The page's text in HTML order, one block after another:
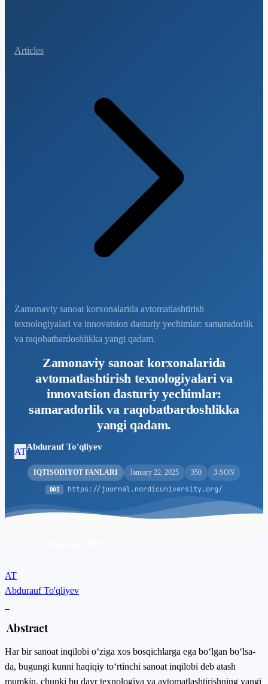
Articles
Zamonaviy sanoat korxonalarida avtomatlashtirish
texnologiyalari va innovatsion dasturiy yechimlar: samaradorlik
va raqobatbardoshlikka yangi qadam.
Zamonaviy sanoat korxonalarida
avtomatlashtirish texnologiyalari va
innovatsion dasturiy yechimlar:
samaradorlik va raqobatbardoshlikka
yangi qadam.
ATAbdurauf To'qliyev
IQTISODIYOT FANLARI
January 22, 2025 350 3-SON
DOI https://journal.nordicuniversity.org/
AT
Abdurauf To'qliyev
Abstract
Har bir sanoat inqilobi o‘ziga xos bosqichlarga ega bo‘lgan bo‘lsa-
da, bugungi kunni haqiqiy to‘rtinchi sanoat inqilobi deb atash
mumkin, chunki bu davr texnologiya va avtomatlashtirishning yangi